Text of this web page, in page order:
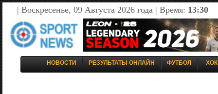
| Воскресенье, 09 Августа 2026 года | Время: 13:30
НОВОСТИ РЕЗУЛЬТАТЫ ОНЛАЙН ФУТБОЛ